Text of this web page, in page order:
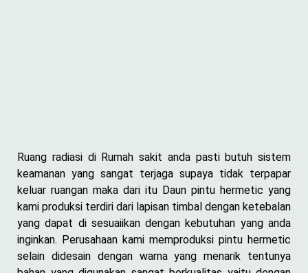
Ruang radiasi di Rumah sakit anda pasti butuh sistem
keamanan yang sangat terjaga supaya tidak terpapar
keluar ruangan maka dari itu Daun pintu hermetic yang
kami produksi terdiri dari lapisan timbal dengan ketebalan
yang dapat di sesuaiikan dengan kebutuhan yang anda
inginkan. Perusahaan kami memproduksi pintu hermetic
selain didesain dengan warna yang menarik tentunya